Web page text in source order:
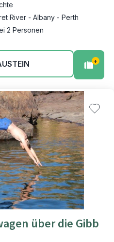
River - Albany - Perth
2 Personen
+
über die Gibb